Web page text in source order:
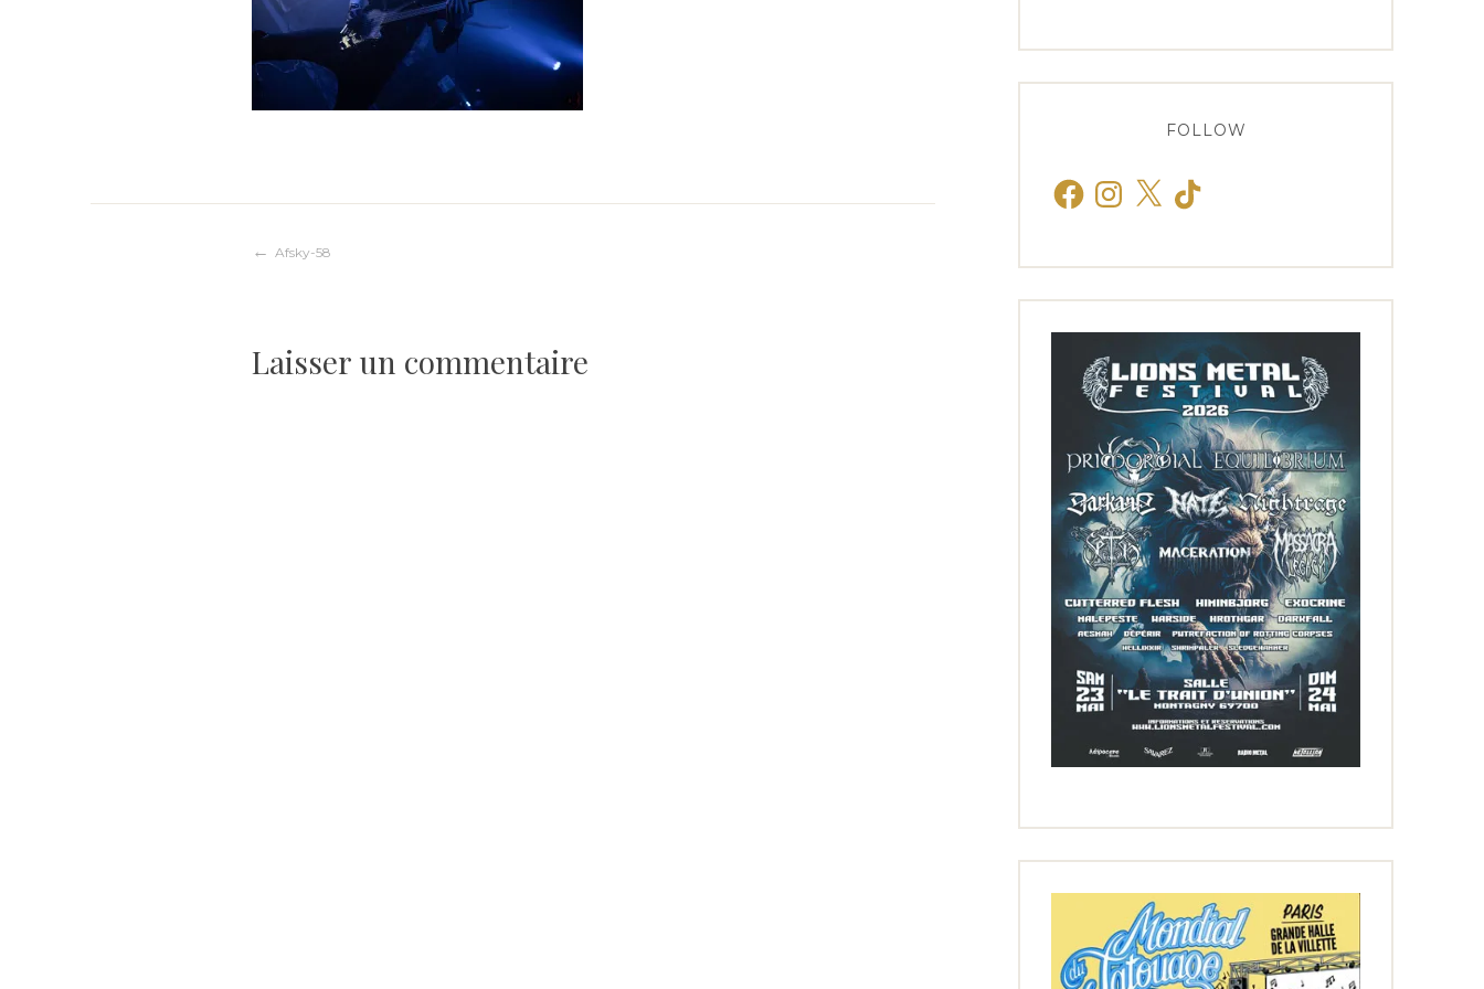
Navigation
l’article
Afsky-58
Laisser un commentaire
FOLLOW
FacebookInstagram
X TikTok